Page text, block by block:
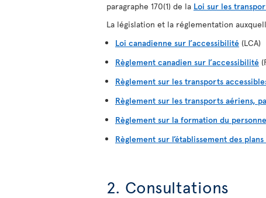
paragraphe 170(1) de la Loi sur les
La législation et la réglementation
Loi canadienne sur l’accessibilité (LCA)
Règlement canadien sur l’accessibilité
Règlement sur les transports
Règlement sur les transports aériens,
Règlement sur la formation du
Règlement sur l’établissement des
2. Consultations